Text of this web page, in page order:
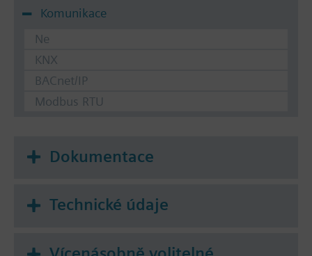
Komunikace
Ne
KNX
BACnet/IP
Modbus RTU
Dokumentace
Technické údaje